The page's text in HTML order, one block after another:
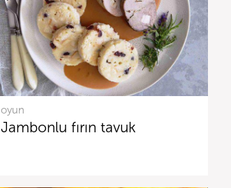
oyun
Jambonlu fırın tavuk